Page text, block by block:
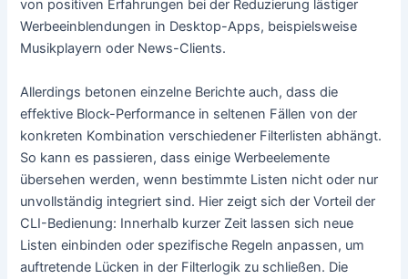
von positiven Erfahrungen bei der Reduzierung lästiger
Werbeeinblendungen in Desktop-Apps, beispielsweise
Musikplayern oder News-Clients.
Allerdings betonen einzelne Berichte auch, dass die
effektive Block-Performance in seltenen Fällen von der
konkreten Kombination verschiedener Filterlisten abhängt.
So kann es passieren, dass einige Werbeelemente
übersehen werden, wenn bestimmte Listen nicht oder nur
unvollständig integriert sind. Hier zeigt sich der Vorteil der
CLI-Bedienung: Innerhalb kurzer Zeit lassen sich neue
Listen einbinden oder spezifische Regeln anpassen, um
auftretende Lücken in der Filterlogik zu schließen. Die